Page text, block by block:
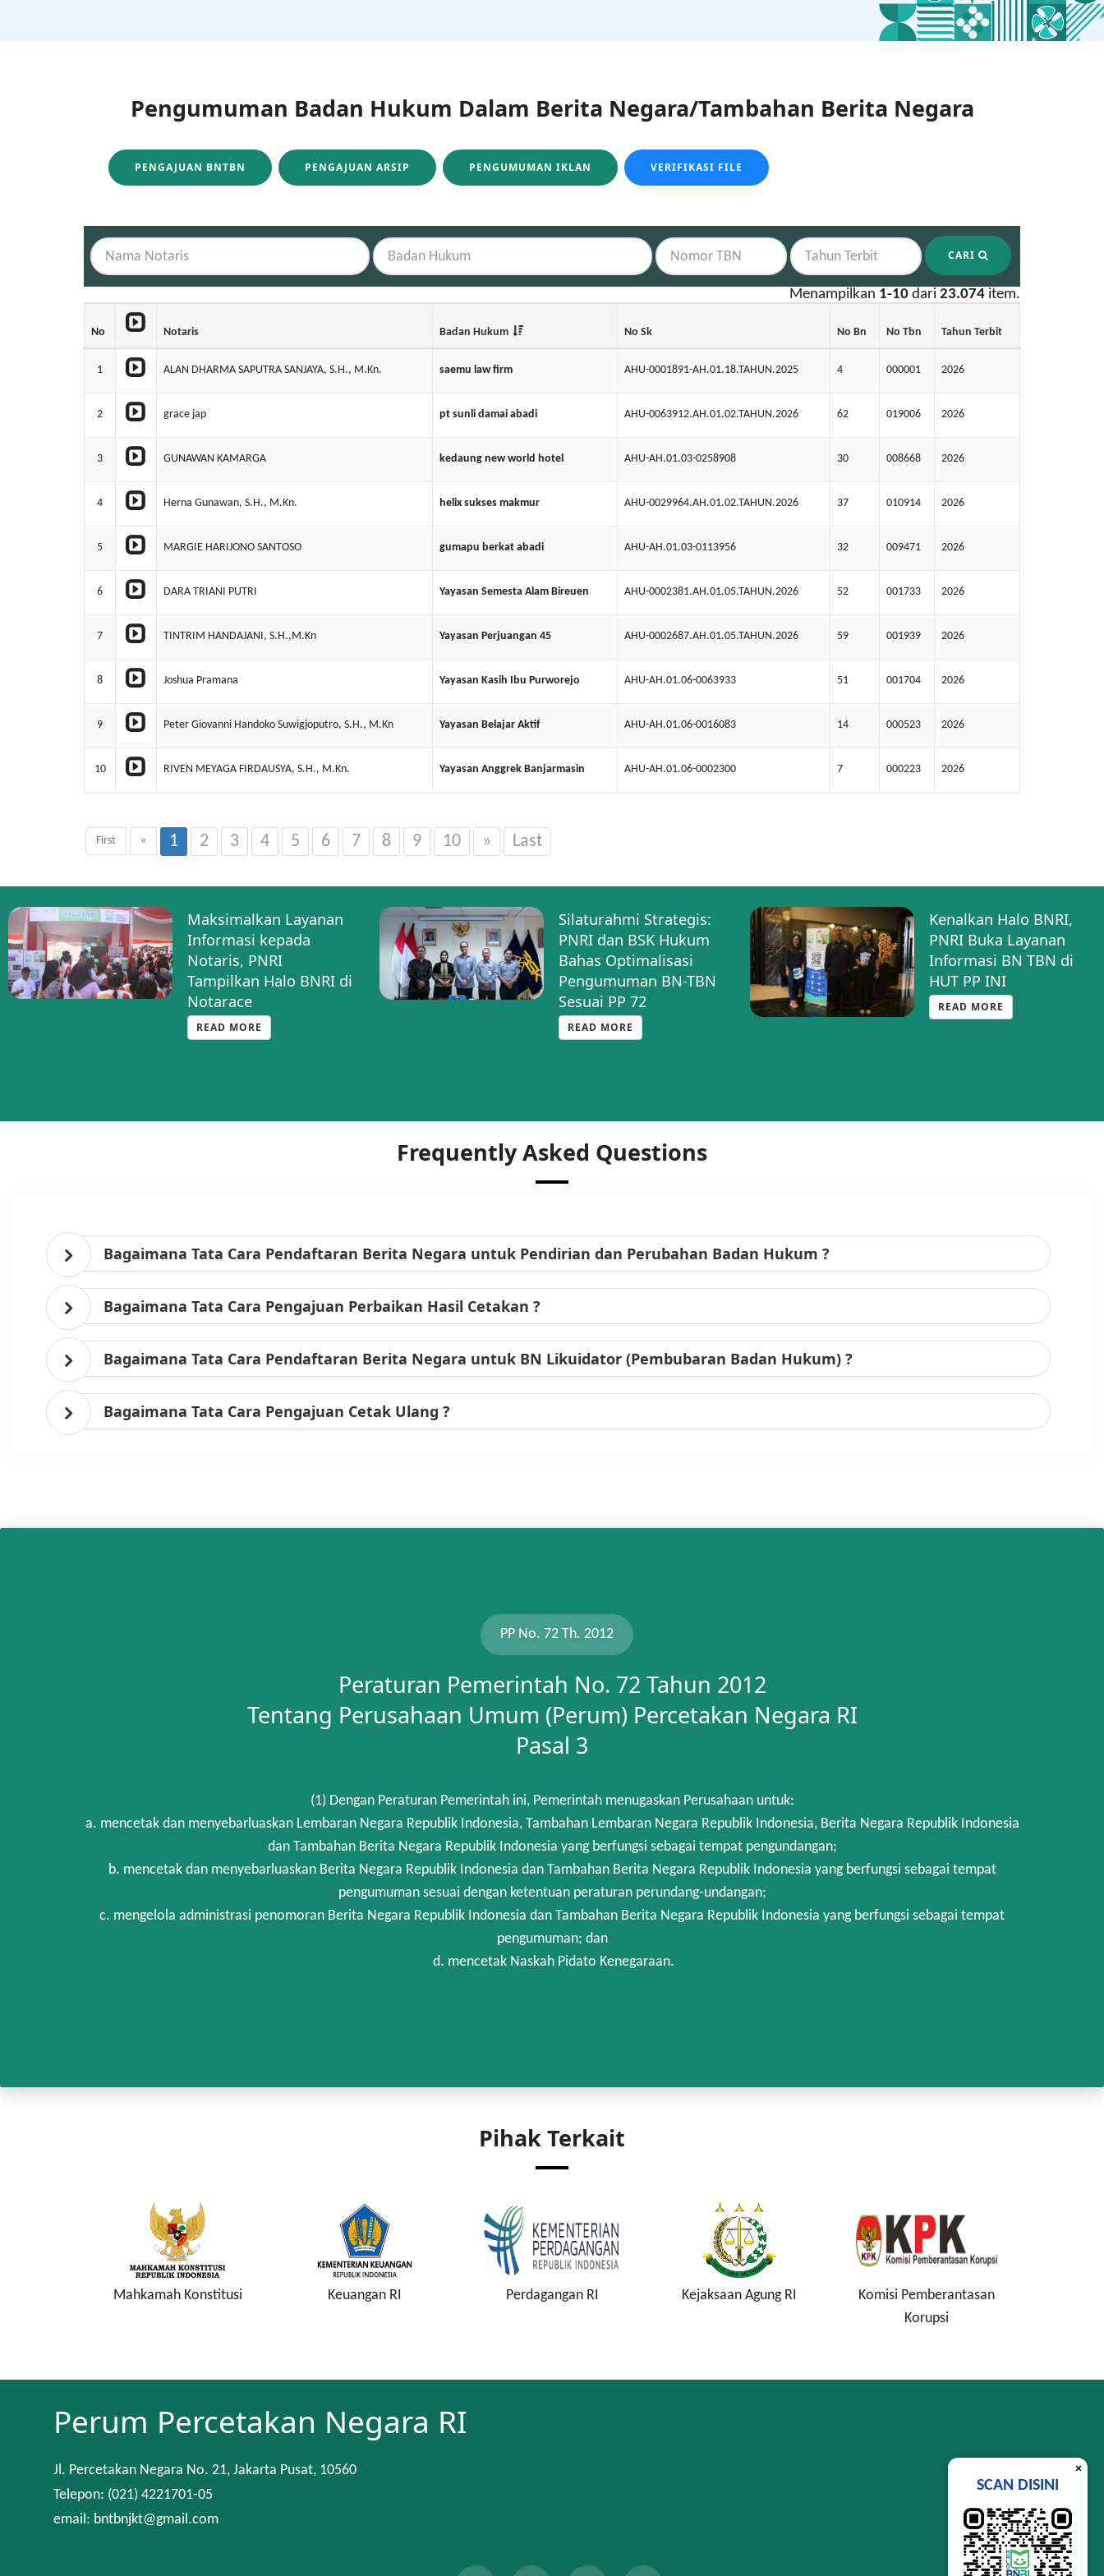
Pengumuman Badan Hukum Dalam Berita Negara/Tambahan Berita Negara
PENGAJUAN BNTBN PENGAJUAN ARSIP PENGUMUMAN IKLAN VERIFIKASI FILE
CARI
Menampilkan 1-10 dari 23.074 item.
No Notaris Badan Hukum No Sk No Bn No Tbn Tahun Terbit
1 ALAN DHARMA SAPUTRA SANJAYA, S.H., M.Kn. saemu law firm AHU-0001891-AH.01.18.TAHUN.2025 4 000001 2026
2 grace jap pt sunli damai abadi AHU-0063912.AH.01.02.TAHUN.2026 62 019006 2026
3 GUNAWAN KAMARGA kedaung new world hotel AHU-AH.01.03-0258908 30 008668 2026
4 Herna Gunawan, S.H., M.Kn. helix sukses makmur AHU-0029964.AH.01.02.TAHUN.2026 37 010914 2026
5 MARGIE HARIJONO SANTOSO gumapu berkat abadi AHU-AH.01.03-0113956 32 009471 2026
6 DARA TRIANI PUTRI Yayasan Semesta Alam Bireuen AHU-0002381.AH.01.05.TAHUN.2026 52 001733 2026
7 TINTRIM HANDAJANI, S.H.,M.Kn Yayasan Perjuangan 45 AHU-0002687.AH.01.05.TAHUN.2026 59 001939 2026
8 Joshua Pramana Yayasan Kasih Ibu Purworejo AHU-AH.01.06-0063933 51 001704 2026
9 Peter Giovanni Handoko Suwigjoputro, S.H., M.Kn Yayasan Belajar Aktif AHU-AH.01.06-0016083 14 000523 2026
10 RIVEN MEYAGA FIRDAUSYA, S.H., M.Kn. Yayasan Anggrek Banjarmasin AHU-AH.01.06-0002300 7 000223 2026
First « 1 2 3 4 5 6 7 8 9 10 » Last
Maksimalkan Layanan
Informasi kepada
Notaris, PNRI
Tampilkan Halo BNRI di
Notarace
READ MORE
Silaturahmi Strategis:
PNRI dan BSK Hukum
Bahas Optimalisasi
Pengumuman BN-TBN
Sesuai PP 72
READ MORE
Kenalkan Halo BNRI,
PNRI Buka Layanan
Informasi BN TBN di
HUT PP INI
READ MORE
Frequently Asked Questions
Bagaimana Tata Cara Pendaftaran Berita Negara untuk Pendirian dan Perubahan Badan Hukum ?
Bagaimana Tata Cara Pengajuan Perbaikan Hasil Cetakan ?
Bagaimana Tata Cara Pendaftaran Berita Negara untuk BN Likuidator (Pembubaran Badan Hukum) ?
Bagaimana Tata Cara Pengajuan Cetak Ulang ?
PP No. 72 Th. 2012
Peraturan Pemerintah No. 72 Tahun 2012
Tentang Perusahaan Umum (Perum) Percetakan Negara RI
Pasal 3
(1) Dengan Peraturan Pemerintah ini, Pemerintah menugaskan Perusahaan untuk:
a. mencetak dan menyebarluaskan Lembaran Negara Republik Indonesia, Tambahan Lembaran Negara Republik Indonesia, Berita Negara Republik Indonesia
dan Tambahan Berita Negara Republik Indonesia yang berfungsi sebagai tempat pengundangan;
b. mencetak dan menyebarluaskan Berita Negara Republik Indonesia dan Tambahan Berita Negara Republik Indonesia yang berfungsi sebagai tempat
pengumuman sesuai dengan ketentuan peraturan perundang-undangan;
c. mengelola administrasi penomoran Berita Negara Republik Indonesia dan Tambahan Berita Negara Republik Indonesia yang berfungsi sebagai tempat
pengumuman; dan
d. mencetak Naskah Pidato Kenegaraan.
Pihak Terkait
Mahkamah Konstitusi Keuangan RI Perdagangan RI Kejaksaan Agung RI
Komisi Pemberantasan
Korupsi
Perum Percetakan Negara RI
Jl. Percetakan Negara No. 21, Jakarta Pusat, 10560
Telepon: (021) 4221701-05
email: bntbnjkt@gmail.com
×
SCAN DISINI